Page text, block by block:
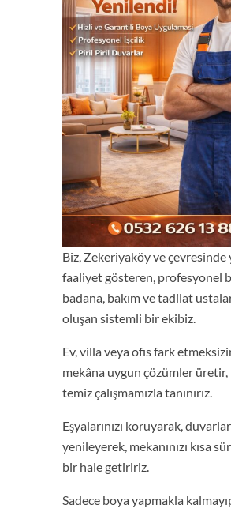
Biz, Zekeriyaköy ve çevresinde
faaliyet gösteren, profesyonel
badana, bakım ve tadilat
oluşan sistemli bir ekibiz.
Ev, villa veya ofis fark
mekâna uygun çözümler üretir,
temiz çalışmamızla tanınırız.
Eşyalarınızı koruyarak,
yenileyerek, mekanınızı kısa
bir hale getiririz.
Sadece boya yapmakla